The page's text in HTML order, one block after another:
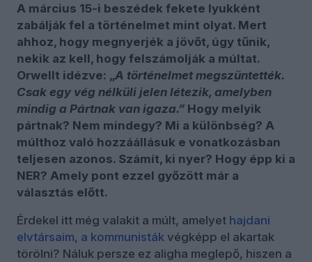
A március 15-i beszédek fekete lyukként
zabálják fel a történelmet mint olyat. Mert
ahhoz, hogy megnyerjék a jövőt, úgy tűnik,
nekik az kell, hogy felszámolják a múltat.
Orwellt idézve: „A történelmet megszüntették.
Csak egy vég nélküli jelen létezik, amelyben
mindig a Pártnak van igaza.” Hogy melyik
pártnak? Nem mindegy? Mi a különbség? A
múlthoz való hozzáállásuk e vonatkozásban
teljesen azonos. Számít, ki nyer? Hogy épp ki a
NER? Amely pont ezzel győzött már a
választás előtt.
Érdekel itt még valakit a múlt, amelyet hajdani
elvtársaim, a kommunisták végképp el akartak
törölni? Náluk persze ez aligha meglepő, hiszen a